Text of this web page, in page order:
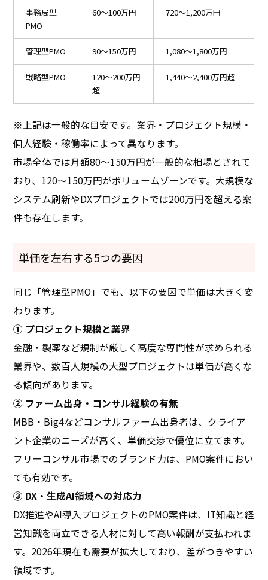
事務局型
PMO
60〜100万円 720〜1,200万円
管理型PMO 90〜150万円 1,080〜1,800万円
戦略型PMO
120〜200万円
超
1,440〜2,400万円超
※上記は一般的な目安です。業界・プロジェクト規模・
個人経験・稼働率によって異なります。
市場全体では月額80〜150万円が一般的な相場とされて
おり、120〜150万円がボリュームゾーンです。大規模な
システム刷新やDXプロジェクトでは200万円を超える案
件も存在します。
単価を左右する5つの要因
同じ「管理型PMO」でも、以下の要因で単価は大きく変
わります。
① プロジェクト規模と業界
金融・製薬など規制が厳しく高度な専門性が求められる
業界や、数百人規模の大型プロジェクトは単価が高くな
る傾向があります。
② ファーム出身・コンサル経験の有無
MBB・Big4などコンサルファーム出身者は、クライア
ント企業のニーズが高く、単価交渉で優位に立てます。
フリーコンサル市場でのブランド力は、PMO案件におい
ても有効です。
③ DX・生成AI領域への対応力
DX推進やAI導入プロジェクトのPMO案件は、IT知識と経
営知識を両立できる人材に対して高い報酬が支払われま
す。2026年現在も需要が拡大しており、差がつきやすい
領域です。